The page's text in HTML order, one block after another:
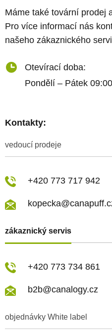
Máme také tovární prodej
Pro více informací nás
našeho zákaznického
Otevírací doba:
Pondělí – Pátek
Kontakty:
zákaznický servis
vedoucí prodeje
objednávky White label
+420 773 717 942
+420 773 734 861
b2b@canalogy.cz